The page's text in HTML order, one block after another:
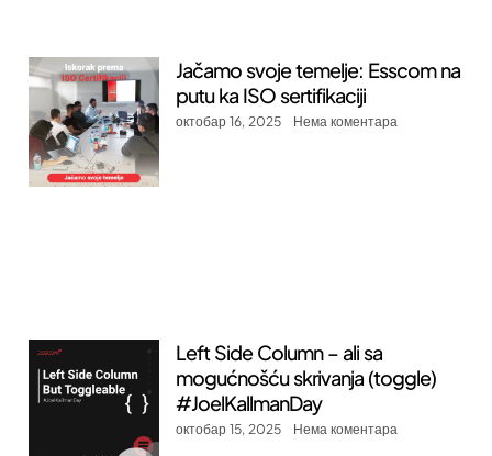
Jačamo svoje temelje: Esscom na
putu ka ISO sertifikaciji
октобар 16, 2025 Нема коментара
Left Side Column – ali sa
mogućnošću skrivanja (toggle)
#JoelKallmanDay
октобар 15, 2025 Нема коментара